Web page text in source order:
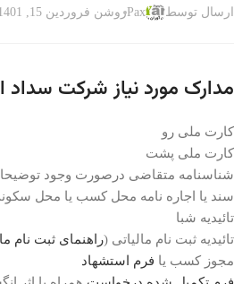
ارسال توسط Paxروشن فروردین 15, 1401
مدارک مورد نیاز شرکت
کارت ملی رو
کارت ملی پشت
شناسنامه متقاضی درصورت وجود
سند یا اجاره نامه محل کسب یا محل
تائیدیه شبا
تائیدیه ثبت نام مالیاتی (راهنمای ثبت نام
مجوز کسب یا فرم استشهاد